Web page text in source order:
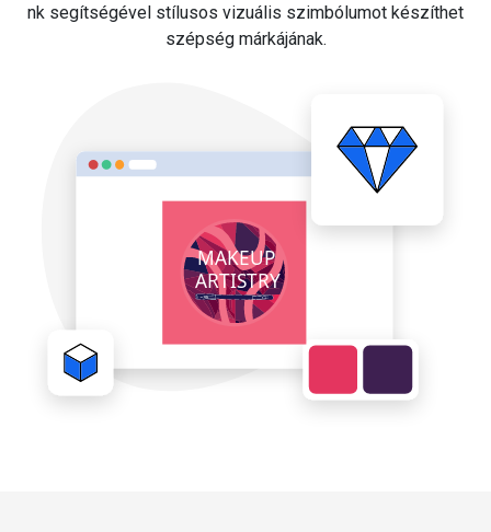
nk segítségével stílusos vizuális szimbólumot készíthet
szépség márkájának.